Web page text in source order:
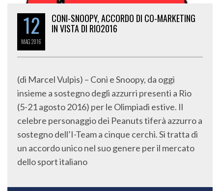
12
MAG2016
CONI-SNOOPY, ACCORDO DI CO-MARKETING
IN VISTA DI RIO2016
(di Marcel Vulpis) – Coni e Snoopy, da oggi
insieme a sostegno degli azzurri presenti a Rio
(5-21 agosto 2016) per le Olimpiadi estive. Il
celebre personaggio dei Peanuts tiferà azzurro a
sostegno dell’I-Team a cinque cerchi. Si tratta di
un accordo unico nel suo genere per il mercato
dello sport italiano